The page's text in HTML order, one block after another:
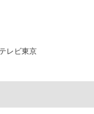
レビ東京